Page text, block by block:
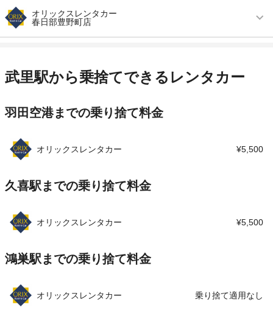
オリックスレンタカー
春日部豊野町店
アクセス 武里駅より徒歩で約53分（送迎なし）
店舗詳細 店舗詳細ページはこちら
武里駅から乗捨てできるレンタカー
羽田空港までの乗り捨て料金
オリックスレンタカー ¥5,500
久喜駅までの乗り捨て料金
オリックスレンタカー ¥5,500
鴻巣駅までの乗り捨て料金
オリックスレンタカー 乗り捨て適用なし